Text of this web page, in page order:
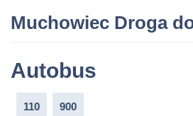
Muchowiec Droga
Autobus
110 900